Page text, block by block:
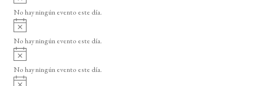
o
v
i
o
No hay ningún evento este día.
A
v
i
o
No hay ningún evento este día.
A
v
i
No hay ningún evento este día.
A